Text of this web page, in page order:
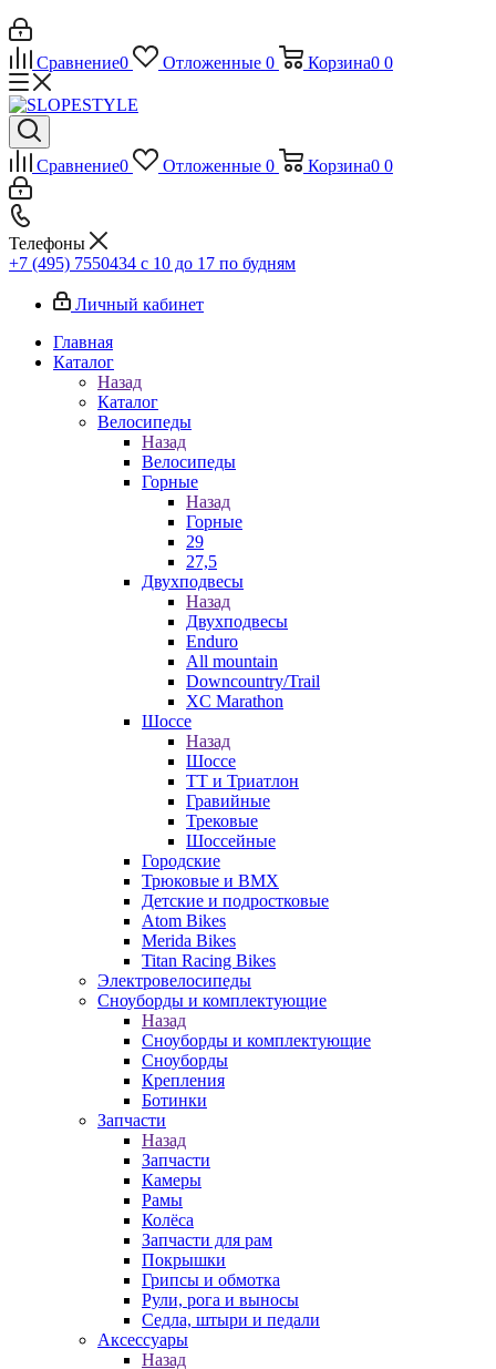
Сравнение0 Отложенные 0 Корзина0 0
Сравнение0 Отложенные 0 Корзина0 0
Телефоны
+7 (495) 7550434 с 10 до 17 по будням
Личный кабинет
Главная
Каталог
Назад
Каталог
Велосипеды
Назад
Велосипеды
Горные
Назад
Горные
29
27,5
Двухподвесы
Назад
Двухподвесы
Enduro
All mountain
Downcountry/Trail
XC Marathon
Шоссе
Назад
Шоссе
ТТ и Триатлон
Гравийные
Трековые
Шоссейные
Городские
Трюковые и BMX
Детские и подростковые
Atom Bikes
Merida Bikes
Titan Racing Bikes
Электровелосипеды
Cноуборды и комплектующие
Назад
Cноуборды и комплектующие
Сноуборды
Крепления
Ботинки
Запчасти
Назад
Запчасти
Камеры
Рамы
Колёса
Запчасти для рам
Покрышки
Грипсы и обмотка
Рули, рога и выносы
Седла, штыри и педали
Аксессуары
Назад